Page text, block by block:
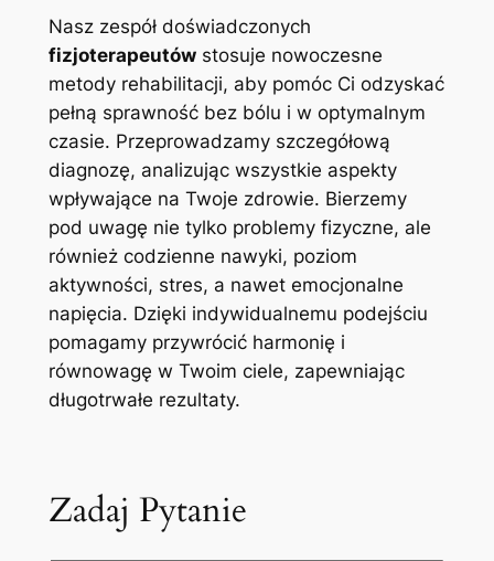
Nasz zespół doświadczonych
fizjoterapeutówstosuje nowoczesne
metody rehabilitacji, aby pomóc Ci odzyskać
pełną sprawność bez bólu i w optymalnym
czasie. Przeprowadzamy szczegółową
diagnozę, analizując wszystkie aspekty
wpływające na Twoje zdrowie. Bierzemy
pod uwagę nie tylko problemy fizyczne, ale
również codzienne nawyki, poziom
aktywności, stres, a nawet emocjonalne
napięcia. Dzięki indywidualnemu podejściu
pomagamy przywrócić harmonię i
równowagę w Twoim ciele, zapewniając
długotrwałe rezultaty.
Zadaj Pytanie